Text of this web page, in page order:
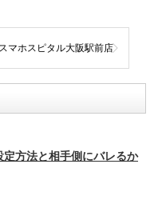
スマホスピタル大阪駅前店
方法と相手側にバレるか